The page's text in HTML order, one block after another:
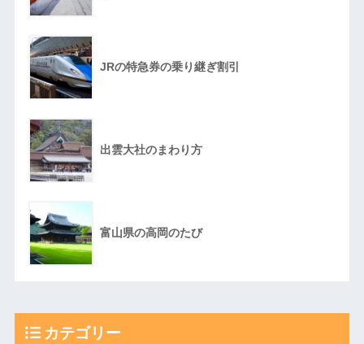
JRの特急券の乗り継ぎ割引
出雲大社のまわり方
富山県の高岡のたび
カテゴリー